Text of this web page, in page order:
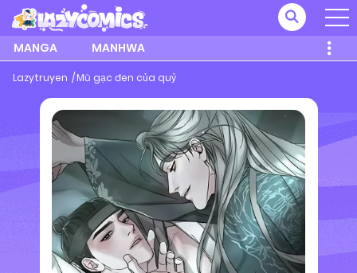
MANGA MANHWA
Lazytruyen Mũ gạc đen của quỷ